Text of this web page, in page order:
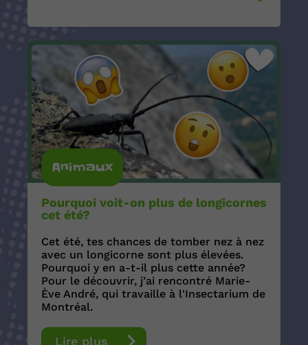
Animaux
Pourquoi voit-on plus de longicornes
cet été?
Cet été, tes chances de tomber nez à nez
avec un longicorne sont plus élevées.
Pourquoi y en a-t-il plus cette année?
Pour le découvrir, j’ai rencontré Marie-
Ève André, qui travaille à l'Insectarium de
Montréal.
Lire plus